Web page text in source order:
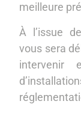
meilleure
À l’issue
vous sera
intervenir